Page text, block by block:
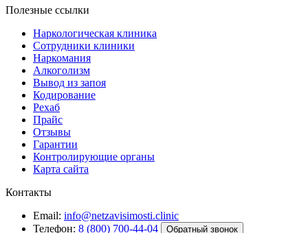
Полезные ссылки
Наркологическая клиника
Сотрудники клиники
Наркомания
Алкоголизм
Вывод из запоя
Кодирование
Рехаб
Прайс
Отзывы
Гарантии
Контролирующие органы
Карта сайта
Контакты
Email: info@netzavisimosti.clinic
Телефон: 8 (800) 700-44-04 Обратный звонок